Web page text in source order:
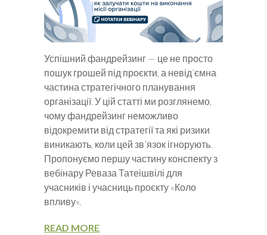
Успішний фандрейзинг — це не просто
пошук грошей під проєкти, а невід’ємна
частина стратегічного планування
організації. У цій статті ми розглянемо,
чому фандрейзинг неможливо
відокремити від стратегії та які ризики
виникають, коли цей зв’язок ігнорують.
Пропонуємо першу частину конспекту з
вебінару Реваза Татеішвілі для
учасників і учасниць проєкту «Коло
впливу».
READ MORE